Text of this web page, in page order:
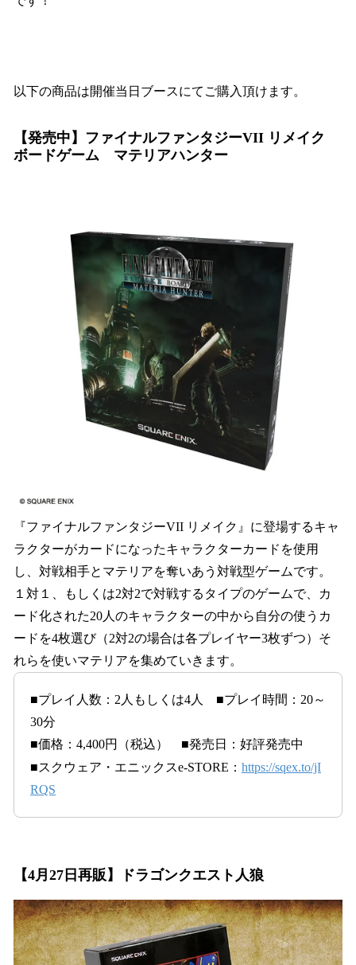
以下の商品は開催当日ブースにてご購入頂けます。
【発売中】ファイナルファンタジーVII リメイク
ボードゲーム マテリアハンター
『ファイナルファンタジーVII リメイク』に登場するキャ
ラクターがカードになったキャラクターカードを使用
し、対戦相手とマテリアを奪いあう対戦型ゲームです。
１対１、もしくは2対2で対戦するタイプのゲームで、カ
ード化された20人のキャラクターの中から自分の使うカ
ードを4枚選び（2対2の場合は各プレイヤー3枚ずつ）そ
れらを使いマテリアを集めていきます。
■プレイ人数：2人もしくは4人 ■プレイ時間：20～
30分
■価格：4,400円（税込） ■発売日：好評発売中
■スクウェア・エニックスe-STORE： https://sqex.to/jI
RQS
【4月27日再販】ドラゴンクエスト人狼